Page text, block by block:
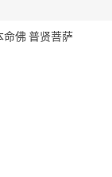
佛 普贤菩萨